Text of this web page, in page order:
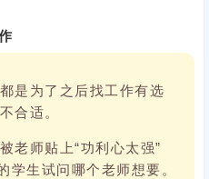
是为了之后找工作有选
合适。
老师贴上“功利心太强”
学生试问哪个老师想要。